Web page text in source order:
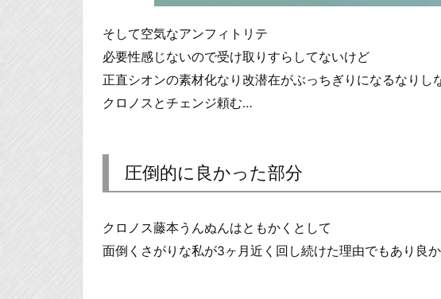
そして空気なアンフィトリテ
必要性感じないので受け取りすらしてないけど
正直シオンの素材化なり改潜在がぶっちぎりになるなりし
クロノスとチェンジ頼む…
圧倒的に良かった部分
クロノス藤本うんぬんはともかくとして
面倒くさがりな私が3ヶ月近く回し続けた理由でもあり良